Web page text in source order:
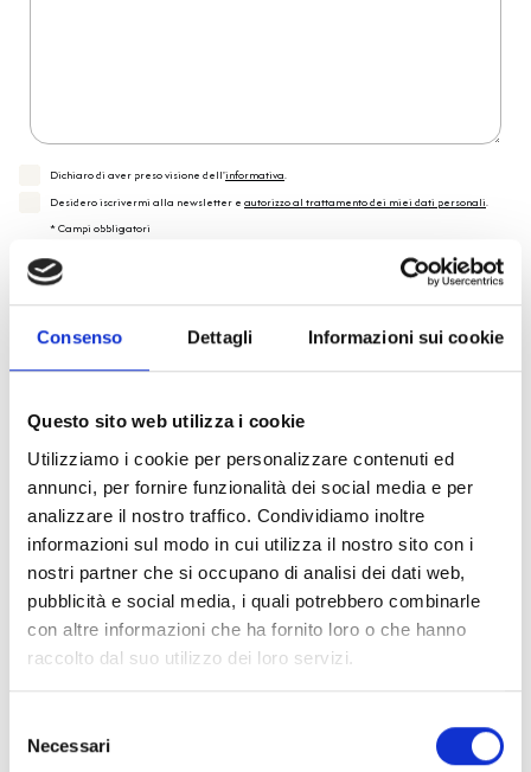
Consenso Dettagli Informazioni sui cookie
Questo sito web utilizza i cookie
Utilizziamo i cookie per personalizzare contenuti ed
annunci, per fornire funzionalità dei social media e per
analizzare il nostro traffico. Condividiamo inoltre
informazioni sul modo in cui utilizza il nostro sito con i
nostri partner che si occupano di analisi dei dati web,
pubblicità e social media, i quali potrebbero combinarle
con altre informazioni che ha fornito loro o che hanno
raccolto dal suo utilizzo dei loro servizi.
delNecessari
Dichiaro di aver preso visione dell'informativa.
Desidero iscrivermi alla newsletter e autorizzo al trattamento dei miei dati personali.
* Campi obbligatori
PRONTA consegna
Spedizione Gratuita
Marchio